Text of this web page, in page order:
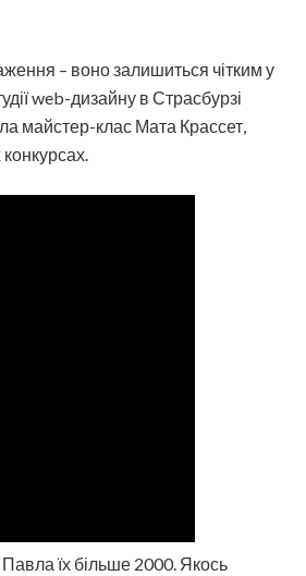
– воно залишиться чітким у
web-дизайну в Страсбурзі
майстер-клас Мата Крассет,
Павла їх більше 2000. Якось